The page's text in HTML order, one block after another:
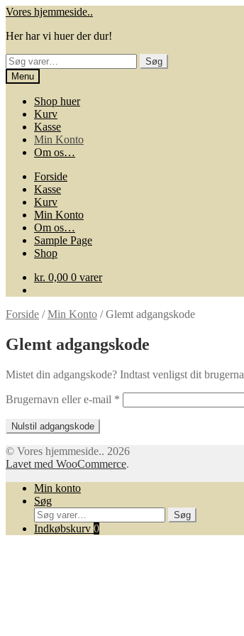
Spring
navigation
Spring
indhold
Vores hjemmeside..
Her har vi huer der dur!
Søg
efter:
Søg
Menu
Shop huer
Kurv
Kasse
Min Konto
Om os…
Forside
Kasse
Kurv
Min Konto
Om os…
Sample Page
Shop
kr. 0,00 0 varer
Forside /Min Konto /Glemt adgangskode
Glemt adgangskode
Mistet din adgangskode? Indtast venligst dit
Brugernavn eller e-mail *
Nulstil adgangskode
© Vores hjemmeside.. 2026
Lavet med WooCommerce.
Min konto
Søg
Søg
efter:
Søg
Indkøbskurv 0